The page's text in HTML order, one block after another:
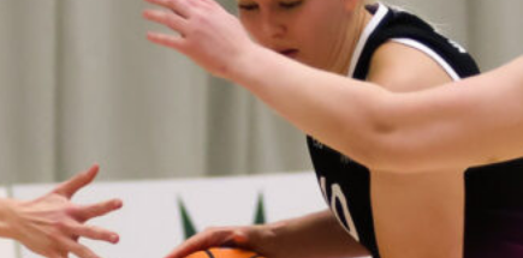
Saitko opiskelupaikan Turusta
tai asut tulevalla kaudella Turun
seudulla? Nyt olisi hieno
mahdollisuus päästä pelaamaan
aikuisten valtakunnallista
divisioona koripalloa miesten tai
naisten joukkueessamme.